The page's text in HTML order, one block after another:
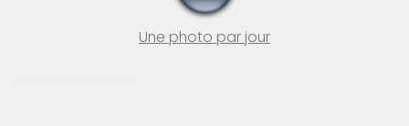
Une photo par jour